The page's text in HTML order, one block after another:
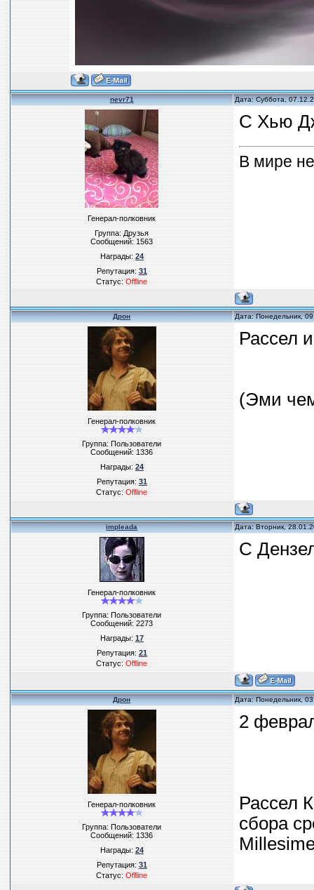
nevr71 Дата: Суббота,
Генерал-полковник
Группа: Друзья
Сообщений:1563
Награды:24
Репутация:31
Статус:Offline
С Хью
В мире
Дрон Дата: Понедельник,
Генерал-полковник
Группа: Пользователи
Сообщений:1336
Награды:24
Репутация:31
Статус:Offline
Рассел
(Эми
impleada Дата: Вторник,
Генерал-полковник
Группа: Пользователи
Сообщений:2273
Награды:17
Репутация:21
Статус:Offline
С
Дрон Дата: Понедельник,
Генерал-полковник
Группа: Пользователи
Сообщений:1336
Награды:24
Репутация:31
Статус:Offline
2
Рассел
сбора